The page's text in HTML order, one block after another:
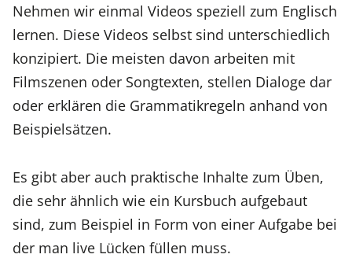
Nehmen wir einmal Videos speziell zum Englisch
lernen. Diese Videos selbst sind unterschiedlich
konzipiert. Die meisten davon arbeiten mit
Filmszenen oder Songtexten, stellen Dialoge dar
oder erklären die Grammatikregeln anhand von
Beispielsätzen.
Es gibt aber auch praktische Inhalte zum Üben,
die sehr ähnlich wie ein Kursbuch aufgebaut
sind, zum Beispiel in Form von einer Aufgabe bei
der man live Lücken füllen muss.